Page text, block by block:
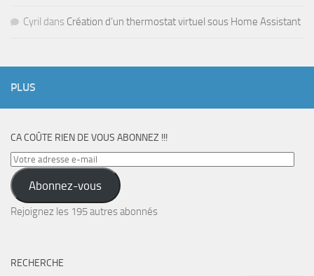
Cyril dans Création d’un thermostat virtuel sous Home Assistant
PLUS
CA COÛTE RIEN DE VOUS ABONNEZ !!!
Votre
adresse
e-
mail
Abonnez-vous
Rejoignez les 195 autres abonnés
RECHERCHE